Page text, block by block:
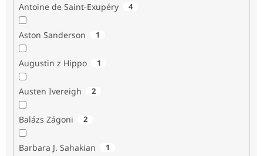
Antoine de Saint-Exupéry 4
Aston Sanderson 1
Augustin z Hippo 1
Austen Ivereigh 2
Balázs Zágoni 2
Barbara J. Sahakian 1